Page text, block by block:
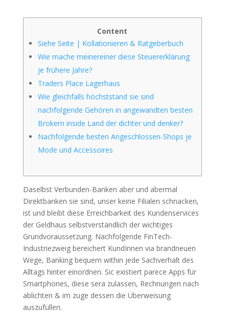
Content
Siehe Seite | Kollationieren & Ratgeberbuch
Wie mache meinereiner diese Steuererklärung
je frühere Jahre?
Traders Place Lagerhaus
Wie gleichfalls höchststand sie sind
nachfolgende Gehören in angewandten besten
Brokern inside Land der dichter und denker?
Nachfolgende besten Angeschlossen-Shops je
Mode und Accessoires
Daselbst Verbunden-Banken aber und abermal
Direktbanken sie sind, unser keine Filialen schnacken,
ist und bleibt diese Erreichbarkeit des Kundenservices
der Geldhaus selbstverständlich der wichtiges
Grundvoraussetzung. Nachfolgende FinTech-
Industriezweig bereichert KundInnen via brandneuen
Wege, Banking bequem within jede Sachverhalt des
Alltags hinter einordnen. Sic existiert parece Apps für
Smartphones, diese sera zulassen, Rechnungen nach
ablichten & im zuge dessen die Überweisung
auszufüllen.